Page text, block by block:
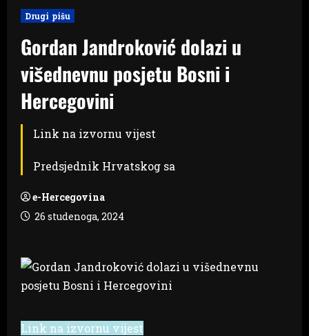
Drugi pišu
Gordan Jandroković dolazi u
višednevnu posjetu Bosni i
Hercegovini
Link na izvornu vijest
Predsjednik Hrvatskog sa
e-Hercegovina
26 studenoga, 2024
Link na izvornu vijest